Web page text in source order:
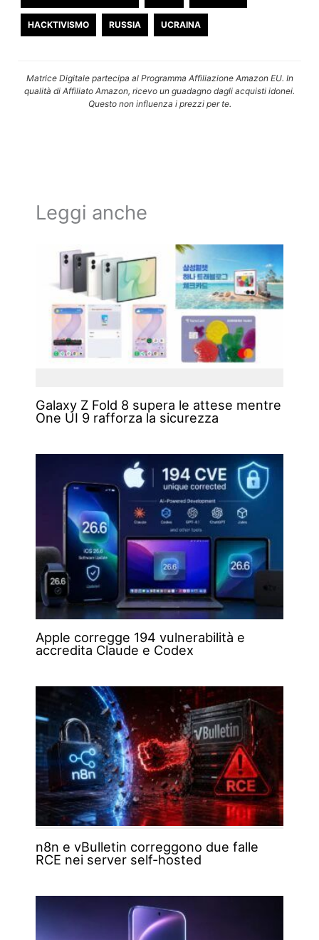
HACKTIVISMO RUSSIA UCRAINA
Matrice Digitale partecipa al Programma Affiliazione Amazon EU. In
qualità di Affiliato Amazon, ricevo un guadagno dagli acquisti idonei.
Questo non influenza i prezzi per te.
Leggi anche
Galaxy Z Fold 8 supera le attese mentre
One UI 9 rafforza la sicurezza
Apple corregge 194 vulnerabilità e
accredita Claude e Codex
n8n e vBulletin correggono due falle
RCE nei server self-hosted